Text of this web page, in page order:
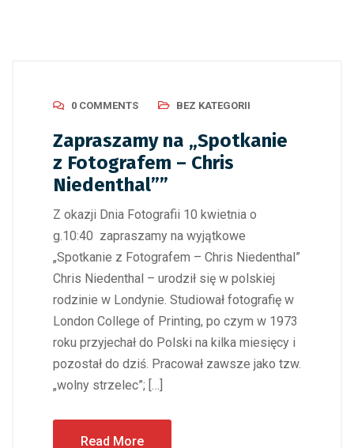
0 COMMENTS BEZ KATEGORII
Zapraszamy na „Spotkanie
z Fotografem – Chris
Niedenthal””
Z okazji Dnia Fotografii 10 kwietnia o
g.10:40 zapraszamy na wyjątkowe
„Spotkanie z Fotografem – Chris Niedenthal”
Chris Niedenthal – urodził się w polskiej
rodzinie w Londynie. Studiował fotografię w
London College of Printing, po czym w 1973
roku przyjechał do Polski na kilka miesięcy i
pozostał do dziś. Pracował zawsze jako tzw.
„wolny strzelec”; […]
Read More